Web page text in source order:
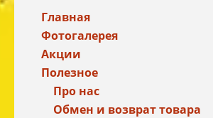
Главная
Фотогалерея
Акции
Полезное
Про нас
Обмен и возврат товара